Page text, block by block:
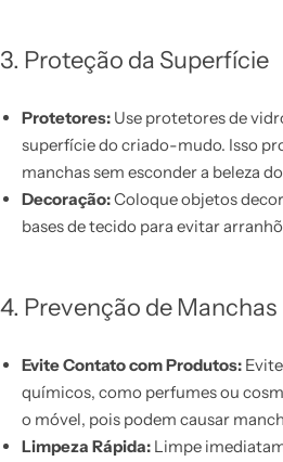
3. Proteção da Superfície
Protetores:Use protetores de
superfície do criado-mudo. Isso
manchas sem esconder a beleza
Decoração:Coloque objetos
bases de tecido para evitar
4. Prevenção de Manchas
Evite Contato com Produtos:
químicos, como perfumes ou
o móvel, pois podem causar
Limpeza Rápida:Limpe